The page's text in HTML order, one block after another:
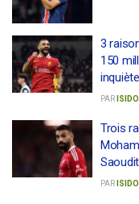
3
150
PAR
Trois
PAR